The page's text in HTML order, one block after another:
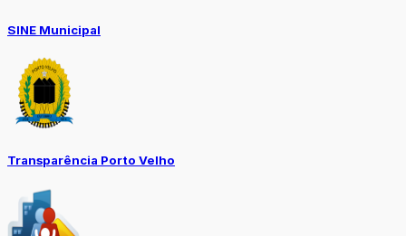
SINE Municipal
Transparência Porto Velho